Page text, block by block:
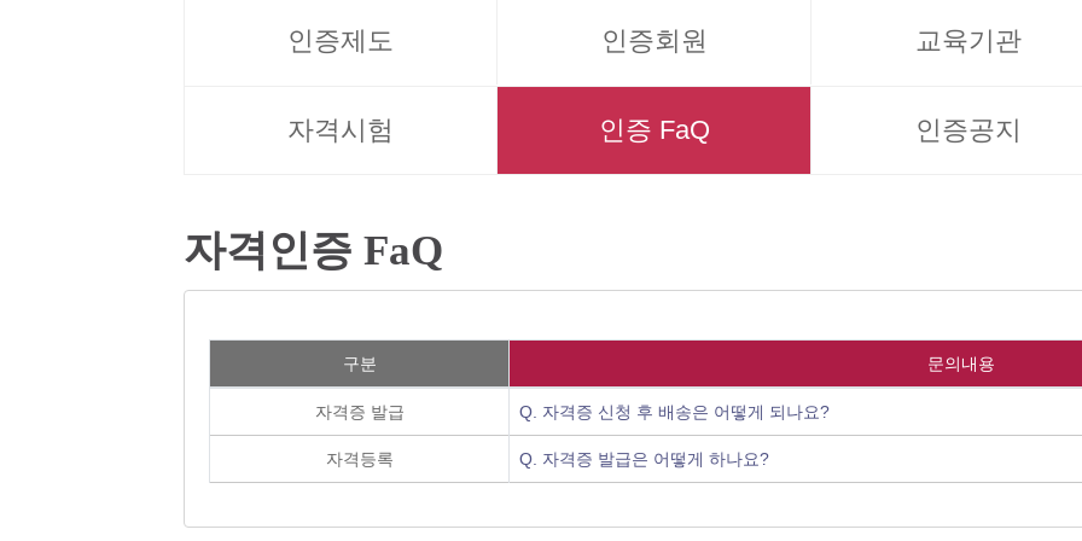
인증제도 인증회원 교육기관
자격시험 인증 FaQ 인증공지
자격인증 FaQ
구분 문의내용
자격증 발급 Q. 자격증 신청 후 배송은 어떻게 되나요?
자격등록 Q. 자격증 발급은 어떻게 하나요?